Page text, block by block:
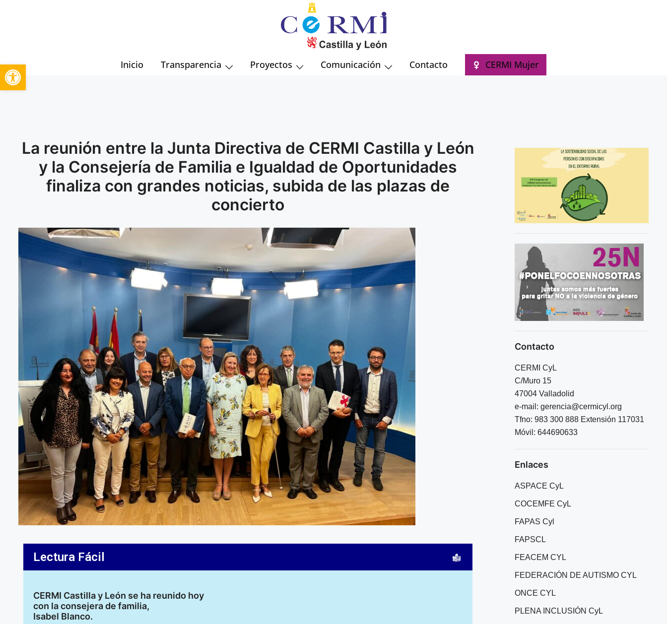
Abrir barra de herramientas
Inicio Transparencia Proyectos Comunicación Contacto CERMI Mujer
La reunión entre la Junta Directiva de CERMI Castilla y León
y la Consejería de Familia e Igualdad de Oportunidades
finaliza con grandes noticias, subida de las plazas de
concierto
Lectura Fácil
CERMI Castilla y León se ha reunido hoy
con la consejera de familia,
Isabel Blanco.
Contacto
CERMI CyL
C/Muro 15
47004 Valladolid
e-mail: gerencia@cermicyl.org
Tfno: 983 300 888 Extensión 117031
Móvil: 644690633
Enlaces
ASPACE CyL
COCEMFE CyL
FAPAS Cyl
FAPSCL
FEACEM CYL
FEDERACIÓN DE AUTISMO CYL
ONCE CYL
PLENA INCLUSIÓN CyL